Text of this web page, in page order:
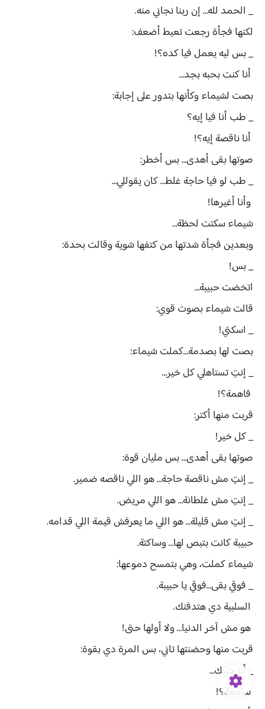
_ الحمد لله… إن ربنا نجاني منه.
لكنها فجأة رجعت تعيط أضعف:
_ بس ليه يعمل فيا كده؟!
أنا كنت بحبه بجد…
بصت لشيماء وكأنها بتدور على إجابة:
_ طب أنا فيا إيه؟
أنا ناقصة إيه؟!
صوتها بقى أهدى… بس أخطر:
_ طب لو فيا حاجة غلط… كان يقوللي…
وأنا أغيرها!
شيماء سكتت لحظة…
وبعدين فجأة شدتها من كتفها شوية وقالت بحدة:
_ بس!
اتخضت حبيبة…
قالت شيماء بصوت قوي:
_ اسكتي!
بصت لها بصدمة…كملت شيماء:
_ إنتِ تستاهلي كل خير…
فاهمة؟!
قربت منها أكتر:
_ كل خير!
صوتها بقى أهدى… بس مليان قوة:
_ إنتِ مش ناقصة حاجة… هو اللي ناقصه ضمير.
_ إنتِ مش غلطانة… هو اللي مريض.
_ إنتِ مش قليلة… هو اللي ما يعرفش قيمة اللي قدامه.
حبيبة كانت بتبص لها… وساكتة.
شيماء كملت، وهي بتمسح دموعها:
_ فوقي بقى…فوقي يا حبيبة.
السلبية دي هتدفنك.
هو مش آخر الدنيا… ولا أولها حتى!
قربت منها وحضنتها تاني، بس المرة دي بقوة:
_ أنا جنبك…
سامعة؟!